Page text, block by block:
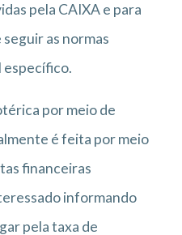
pela CAIXA e para
as normas
específico.
por meio de
é feita por meio
financeiras
informando
pela taxa de